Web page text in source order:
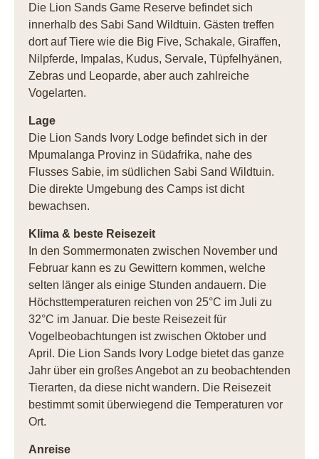
Die Lion Sands Game Reserve befindet sich
innerhalb des Sabi Sand Wildtuin. Gästen treffen
dort auf Tiere wie die Big Five, Schakale, Giraffen,
Nilpferde, Impalas, Kudus, Servale, Tüpfelhyänen,
Zebras und Leoparde, aber auch zahlreiche
Vogelarten.
Lage
Die Lion Sands Ivory Lodge befindet sich in der
Mpumalanga Provinz in Südafrika, nahe des
Flusses Sabie, im südlichen Sabi Sand Wildtuin.
Die direkte Umgebung des Camps ist dicht
bewachsen.
Klima & beste Reisezeit
In den Sommermonaten zwischen November und
Februar kann es zu Gewittern kommen, welche
selten länger als einige Stunden andauern. Die
Höchsttemperaturen reichen von 25°C im Juli zu
32°C im Januar. Die beste Reisezeit für
Vogelbeobachtungen ist zwischen Oktober und
April. Die Lion Sands Ivory Lodge bietet das ganze
Jahr über ein großes Angebot an zu beobachtenden
Tierarten, da diese nicht wandern. Die Reisezeit
bestimmt somit überwiegend die Temperaturen vor
Ort.
Anreise